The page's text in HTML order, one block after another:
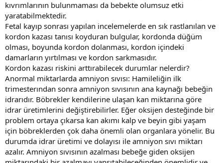
kıvrımlarının bulunmaması da bebekte olumsuz etki
yaratabilmektedir.
Fetal kayıp sonrası yapılan incelemelerde en sık rastlanılan ve
kordon kazası tanısı koyduran bulgular, kordonda düğüm
olması, boyunda kordon dolanması, kordon içindeki
damarların yırtılması ve kordon sarkmasıdır.
Kordon kazası riskini arttırabilecek durumlar nelerdir?
Anormal miktarlarda amniyon sıvısı: Hamileliğin ilk
trimesterından sonra amniyon sıvısının ana kaynağı bebeğin
idrarıdır. Böbrekler kendilerine ulaşan kan miktarına göre
idrar üretimlerini değiştirebilirler. Eğer oksijen desteğinde bir
problem ortaya çıkarsa kan akımı kalp ve beyin gibi yaşam
için böbreklerden çok daha önemli olan organlara yönelir. Bu
durumda idrar üretimi ve dolayısı ile amniyon sıvı miktarı
azalır. Amniyon sıvısının azalması bebeğe giden oksijen